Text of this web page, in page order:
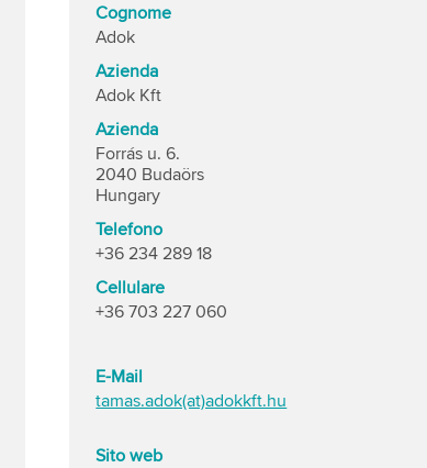
Cognome
Adok
Azienda
Adok Kft
Azienda
Forrás u. 6.
2040 Budaörs
Hungary
Telefono
+36 234 289 18
Cellulare
+36 703 227 060
E-Mail
tamas.adok(at)adokkft.hu
Sito web